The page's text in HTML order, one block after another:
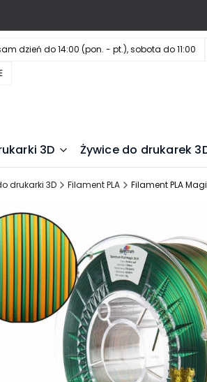
dzień do 14:00 (pon. - pt.), sobota do 11:00
3D Żywice do drukarek
drukarki 3D Filament PLA Filament PLA